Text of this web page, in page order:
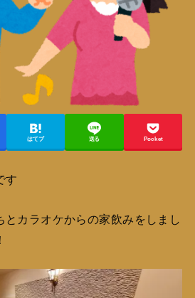
はてブ 送る Pocket
す
とカラオケからの家飲みをしまし